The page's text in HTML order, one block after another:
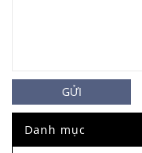
GỬI
Danh mục